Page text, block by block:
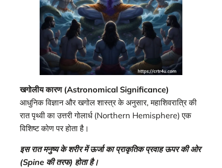
खगोलीय कारण (Astronomical Significance)
आधुनिक विज्ञान और खगोल शास्त्र के अनुसार, महाशिवरात्रि की
रात पृथ्वी का उत्तरी गोलार्ध (Northern Hemisphere) एक
विशिष्ट कोण पर होता है।
इस रात मनुष्य के शरीर में ऊर्जा का प्राकृतिक प्रवाह ऊपर की ओर
(Spine की तरफ) होता है।